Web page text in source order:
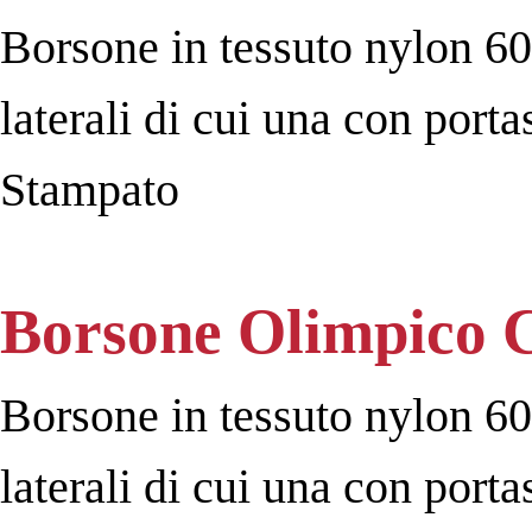
Borsone in tessuto nylon
laterali di cui una con
Stampato
Borsone Olimpico
Borsone in tessuto nylon
laterali di cui una con